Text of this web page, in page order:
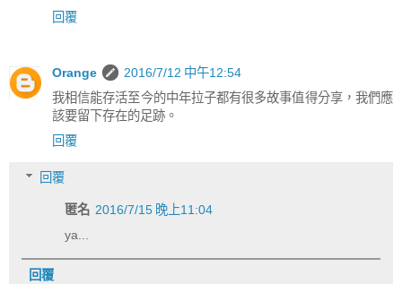
回覆
Orange
2016/7/12 中午12:54
我相信能存活至今的中年拉子都有很多故事值得分享，我們應
該要留下存在的足跡。
回覆
回覆
匿名 2016/7/15 晚上11:04
ya...
回覆